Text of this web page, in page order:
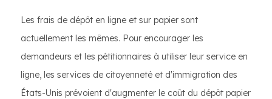
Les frais de dépôt en ligne et sur papier sont
actuellement les mêmes. Pour encourager les
demandeurs et les pétitionnaires à utiliser leur service en
ligne, les services de citoyenneté et d'immigration des
États-Unis prévoient d'augmenter le coût du dépôt papier